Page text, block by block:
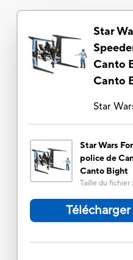
Star
Canto
Canto
Star
Star Wars
police de
Canto Bight
Taille du fichier:
Télécharger